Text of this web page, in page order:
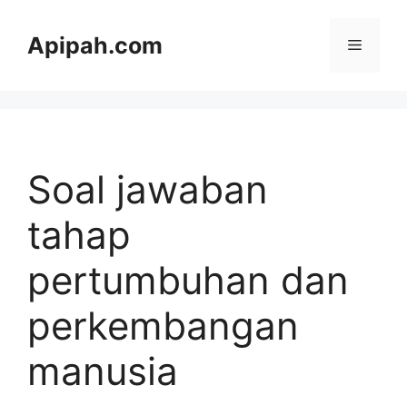
Apipah.com Menu
Soal jawaban
tahap
pertumbuhan dan
perkembangan
manusia